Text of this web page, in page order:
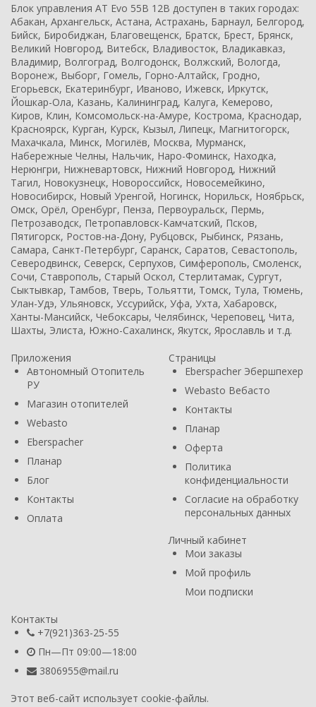
Блок управления AT Evo 55B 12В доступен в таких городах:
Абакан, Архангельск, Астана, Астрахань, Барнаул, Белгород,
Бийск, Биробиджан, Благовещенск, Братск, Брест, Брянск,
Великий Новгород, Витебск, Владивосток, Владикавказ,
Владимир, Волгоград, Волгодонск, Волжский, Вологда,
Воронеж, Выборг, Гомель, Горно-Алтайск, Гродно,
Егорьевск, Екатеринбург, Иваново, Ижевск, Иркутск,
Йошкар-Ола, Казань, Калининград, Калуга, Кемерово,
Киров, Клин, Комсомольск-на-Амуре, Кострома, Краснодар,
Красноярск, Курган, Курск, Кызыл, Липецк, Магнитогорск,
Махачкала, Минск, Могилёв, Москва, Мурманск,
Набережные Челны, Нальчик, Наро-Фоминск, Находка,
Нерюнгри, Нижневартовск, Нижний Новгород, Нижний
Тагил, Новокузнецк, Новороссийск, Новосемейкино,
Новосибирск, Новый Уренгой, Ногинск, Норильск, Ноябрьск,
Омск, Орёл, Оренбург, Пенза, Первоуральск, Пермь,
Петрозаводск, Петропавловск-Камчатский, Псков,
Пятигорск, Ростов-на-Дону, Рубцовск, Рыбинск, Рязань,
Самара, Санкт-Петербург, Саранск, Саратов, Севастополь,
Северодвинск, Северск, Серпухов, Симферополь, Смоленск,
Сочи, Ставрополь, Старый Оскол, Стерлитамак, Сургут,
Сыктывкар, Тамбов, Тверь, Тольятти, Томск, Тула, Тюмень,
Улан-Удэ, Ульяновск, Уссурийск, Уфа, Ухта, Хабаровск,
Ханты-Мансийск, Чебоксары, Челябинск, Череповец, Чита,
Шахты, Элиста, Южно-Сахалинск, Якутск, Ярославль и т.д.
Приложения
Автономный Отопитель
РУ
Магазин отопителей
Webasto
Eberspacher
Планар
Блог
Контакты
Оплата
Страницы
Eberspacher Эбершпехер
Webasto Вебасто
Контакты
Планар
Оферта
Политика
конфиденциальности
Согласие на обработку
персональных данных
Личный кабинет
Мои заказы
Мой профиль
Мои подписки
Контакты
+7(921)363-25-55
Пн—Пт 09:00—18:00
3806955@mail.ru
Этот веб-сайт использует cookie-файлы.